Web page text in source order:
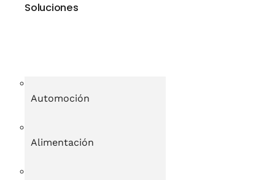
Soluciones
Automoción
Alimentación